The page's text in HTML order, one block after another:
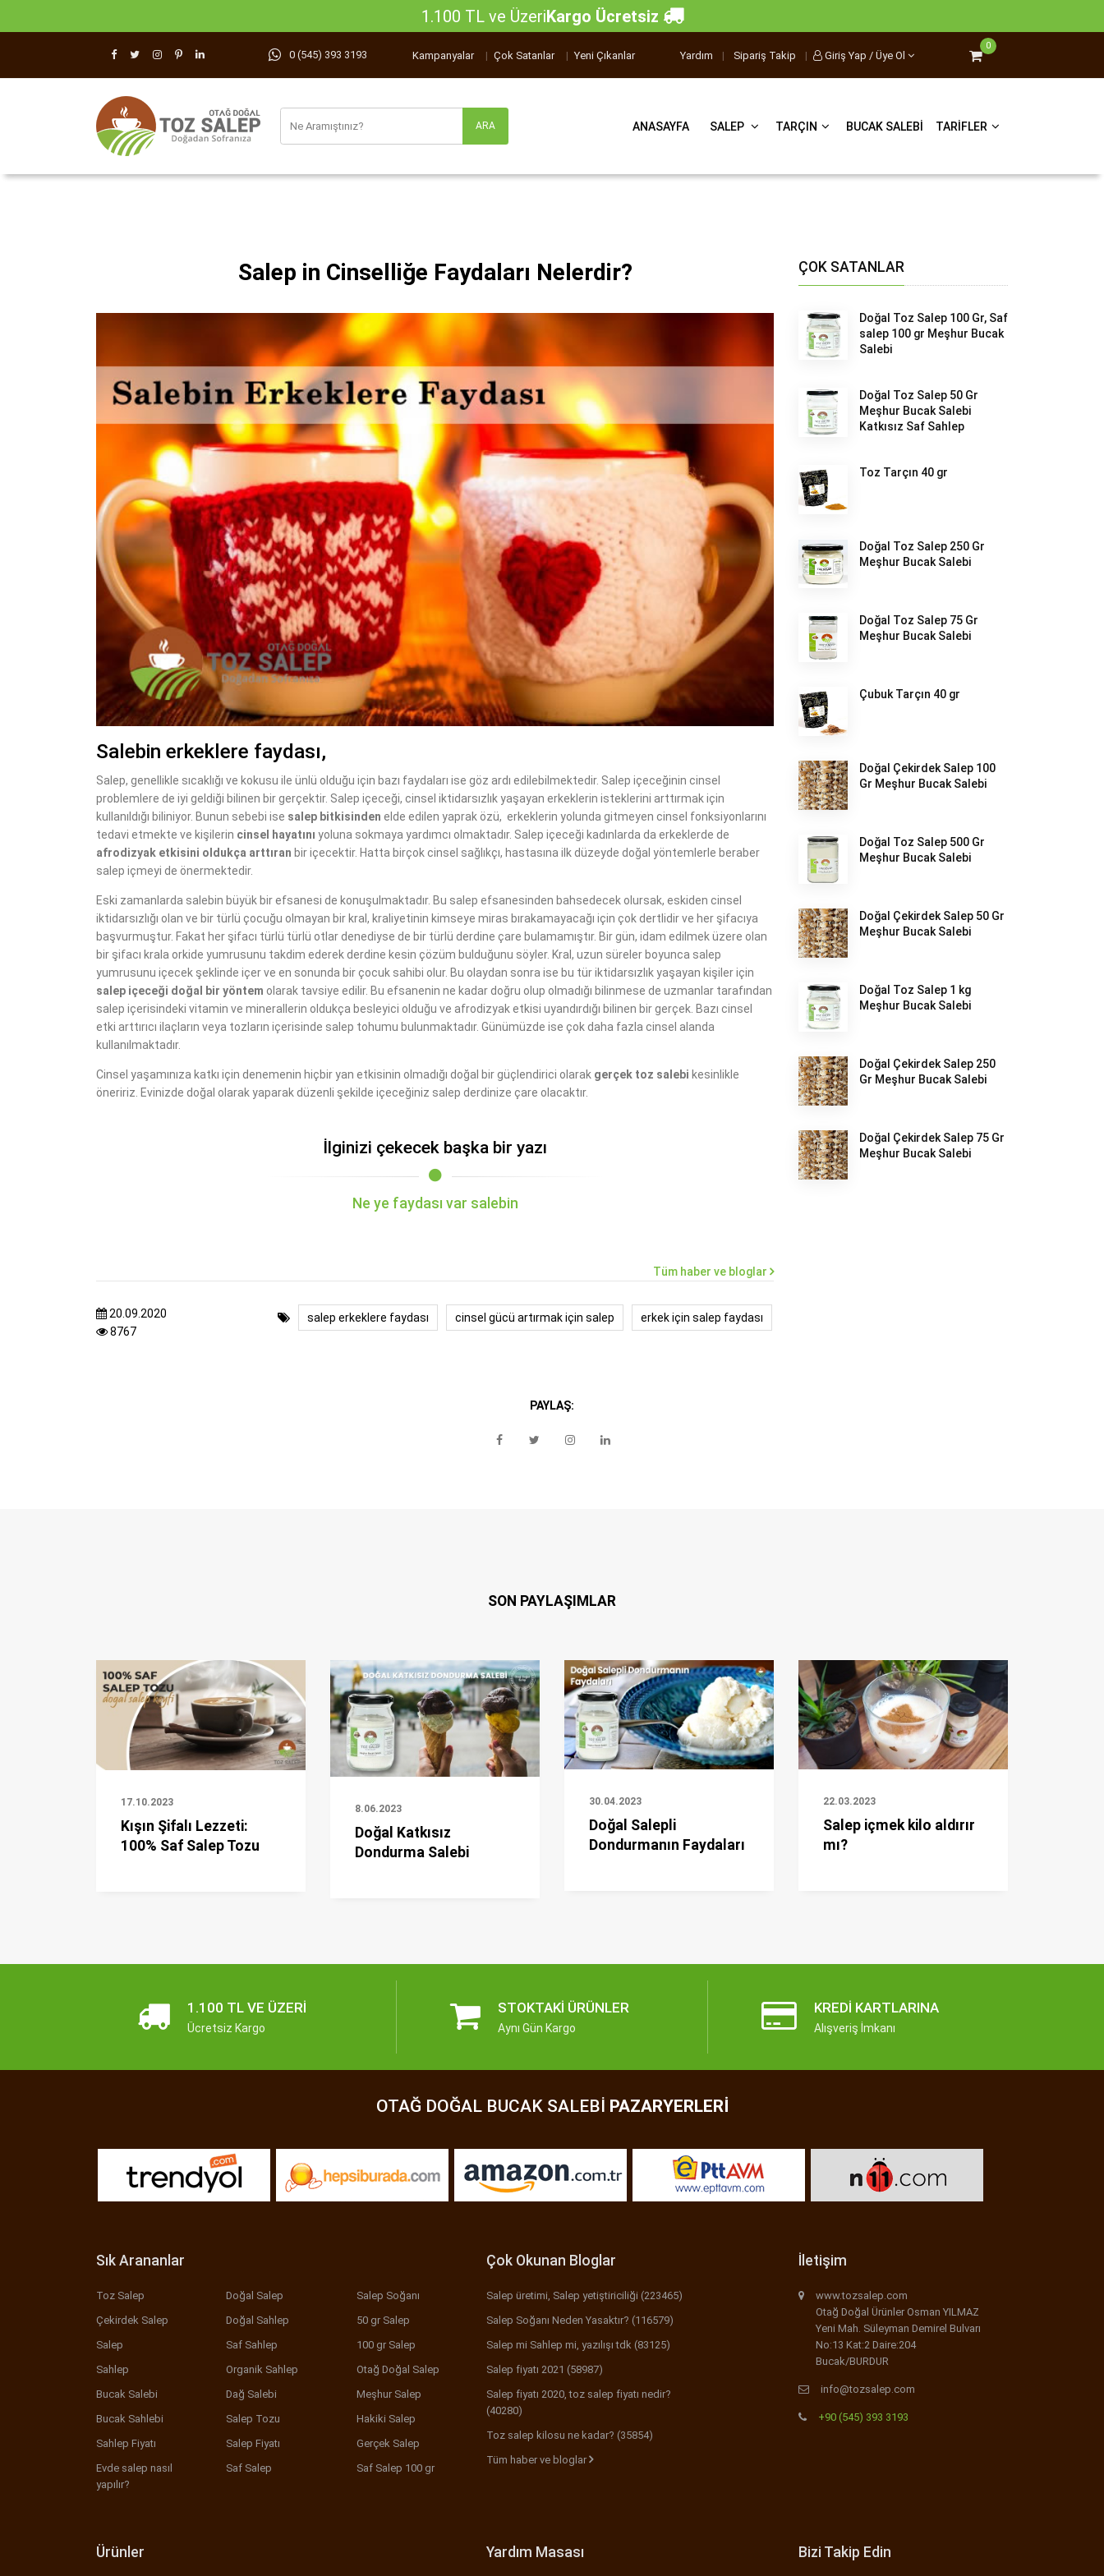
1.100 TL ve ÜzeriKargo Ücretsiz
0 (545) 393 3193 Kampanyalar | Çok Satanlar | Yeni Çıkanlar Yardım | Sipariş Takip | Giriş Yap / Üye Ol
0
ANASAYFA SALEP TARÇIN BUCAK SALEBI TARIFLER
Salep in Cinselliğe Faydaları Nelerdir?
Salebin erkeklere faydası,
Salep, genellikle sıcaklığı ve kokusu ile ünlü olduğu için bazı faydaları ise göz ardı edilebilmektedir. Salep içeceğinin cinsel
problemlere de iyi geldiği bilinen bir gerçektir. Salep içeceği, cinsel iktidarsızlık yaşayan erkeklerin isteklerini arttırmak için
kullanıldığı biliniyor. Bunun sebebi ise salep bitkisinden elde edilen yaprak özü, erkeklerin yolunda gitmeyen cinsel fonksiyonlarını
tedavi etmekte ve kişilerin cinsel hayatını yoluna sokmaya yardımcı olmaktadır. Salep içeceği kadınlarda da erkeklerde de
afrodizyak etkisini oldukça arttıran bir içecektir. Hatta birçok cinsel sağlıkçı, hastasına ilk düzeyde doğal yöntemlerle beraber
salep içmeyi de önermektedir.
Eski zamanlarda salebin büyük bir efsanesi de konuşulmaktadır. Bu salep efsanesinden bahsedecek olursak, eskiden cinsel
iktidarsızlığı olan ve bir türlü çocuğu olmayan bir kral, kraliyetinin kimseye miras bırakamayacağı için çok dertlidir ve her şifacıya
başvurmuştur. Fakat her şifacı türlü türlü otlar denediyse de bir türlü derdine çare bulamamıştır. Bir gün, idam edilmek üzere olan
bir şifacı krala orkide yumrusunu takdim ederek derdine kesin çözüm bulduğunu söyler. Kral, uzun süreler boyunca salep
yumrusunu içecek şeklinde içer ve en sonunda bir çocuk sahibi olur. Bu olaydan sonra ise bu tür iktidarsızlık yaşayan kişiler için
salep içeceği doğal bir yöntem olarak tavsiye edilir. Bu efsanenin ne kadar doğru olup olmadığı bilinmese de uzmanlar tarafından
salep içerisindeki vitamin ve minerallerin oldukça besleyici olduğu ve afrodizyak etkisi uyandırdığı bilinen bir gerçek. Bazı cinsel
etki arttırıcı ilaçların veya tozların içerisinde salep tohumu bulunmaktadır. Günümüzde ise çok daha fazla cinsel alanda
kullanılmaktadır.
Cinsel yaşamınıza katkı için denemenin hiçbir yan etkisinin olmadığı doğal bir güçlendirici olarak gerçek toz salebi kesinlikle
öneririz. Evinizde doğal olarak yaparak düzenli şekilde içeceğiniz salep derdinize çare olacaktır.
İlginizi çekecek başka bir yazı
Ne ye faydası var salebin
Tüm haber ve bloglar
20.09.2020
8767
salep erkeklere faydası cinsel gücü artırmak için salep erkek için salep faydası
ÇOK SATANLAR
Doğal Toz Salep 100 Gr, Saf
salep 100 gr Meşhur Bucak
Salebi
Doğal Toz Salep 50 Gr
Meşhur Bucak Salebi
Katkısız Saf Sahlep
Toz Tarçın 40 gr
Doğal Toz Salep 250 Gr
Meşhur Bucak Salebi
Doğal Toz Salep 75 Gr
Meşhur Bucak Salebi
Çubuk Tarçın 40 gr
Doğal Çekirdek Salep 100
Gr Meşhur Bucak Salebi
Doğal Toz Salep 500 Gr
Meşhur Bucak Salebi
Doğal Çekirdek Salep 50 Gr
Meşhur Bucak Salebi
Doğal Toz Salep 1 kg
Meşhur Bucak Salebi
Doğal Çekirdek Salep 250
Gr Meşhur Bucak Salebi
Doğal Çekirdek Salep 75 Gr
Meşhur Bucak Salebi
PAYLAŞ:
SON PAYLAŞIMLAR
17.10.2023
Kışın Şifalı Lezzeti:
100% Saf Salep Tozu
8.06.2023
Doğal Katkısız
Dondurma Salebi
30.04.2023
Doğal Salepli
Dondurmanın Faydaları
22.03.2023
Salep içmek kilo aldırır
mı?
1.100 TL VE ÜZERI
Ücretsiz Kargo
STOKTAKI ÜRÜNLER
Aynı Gün Kargo
KREDI KARTLARINA
Alışveriş İmkanı
OTAĞ DOĞAL BUCAK SALEBI PAZARYERLERI
Sık Arananlar
Toz Salep
Çekirdek Salep
Salep
Sahlep
Bucak Salebi
Bucak Sahlebi
Sahlep Fiyatı
Evde salep nasıl
yapılır?
Doğal Salep
Doğal Sahlep
Saf Sahlep
Organik Sahlep
Dağ Salebi
Salep Tozu
Salep Fiyatı
Saf Salep
Salep Soğanı
50 gr Salep
100 gr Salep
Otağ Doğal Salep
Meşhur Salep
Hakiki Salep
Gerçek Salep
Saf Salep 100 gr
Çok Okunan Bloglar
Salep üretimi, Salep yetiştiriciliği (223465)
Salep Soğanı Neden Yasaktır? (116579)
Salep mi Sahlep mi, yazılışı tdk (83125)
Salep fiyatı 2021 (58987)
Salep fiyatı 2020, toz salep fiyatı nedir?
(40280)
Toz salep kilosu ne kadar? (35854)
Tüm haber ve bloglar
İletişim
www.tozsalep.com
Otağ Doğal Ürünler Osman YILMAZ
Yeni Mah. Süleyman Demirel Bulvarı
No:13 Kat:2 Daire:204
Bucak/BURDUR
info@tozsalep.com
+90 (545) 393 3193
Ürünler Yardım Masası Bizi Takip Edin